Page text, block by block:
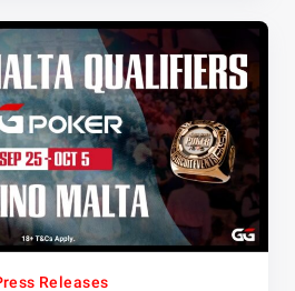
Releases